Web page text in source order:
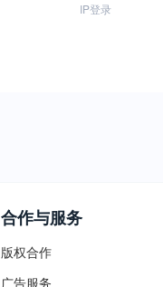
IP登录
合作与服务
版权合作
广告服务